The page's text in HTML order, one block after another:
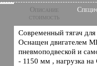
Описание
стоимость
Современный тягач
Оснащен двигателем
пневмоподвеской и
- 1150 мм , нагрузка на